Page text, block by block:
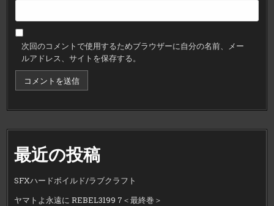
次回のコメントで使用するためブラウザーに自分の名前、メー
ルアドレス、サイトを保存する。
最近の投稿
SFXハードボイルド/ラブクラフト
ヤマトよ永遠に REBEL3199 7＜最終巻＞